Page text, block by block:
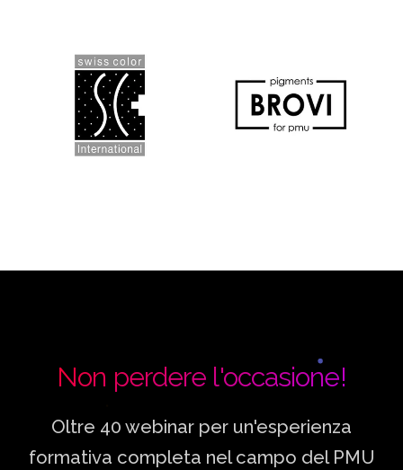
Non perdere l'occasione!
Oltre 40 webinar per un'esperienza
formativa completa nel campo del PMU